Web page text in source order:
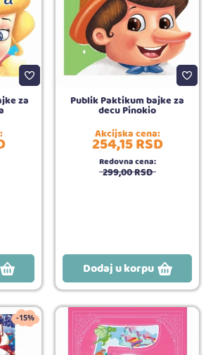
za Publik Paktikum bajke za
decu Pinokio
Akcijska cena:
254,15RSD
Redovna cena:
299,00RSD
Dodaj u korpu
-15%